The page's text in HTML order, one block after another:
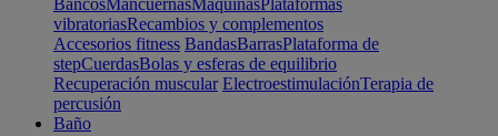
BancosMancuernasMáquinasPlataformas
vibratoriasRecambios y complementos
Accesorios fitness BandasBarrasPlataforma de
stepCuerdasBolas y esferas de equilibrio
Recuperación muscular ElectroestimulaciónTerapia de
percusión
Baño